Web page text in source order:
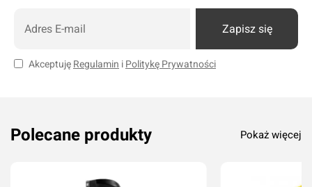
Zapisz się
Akceptuję Regulamin i Politykę Prywatności
Polecane produkty Pokaż więcej